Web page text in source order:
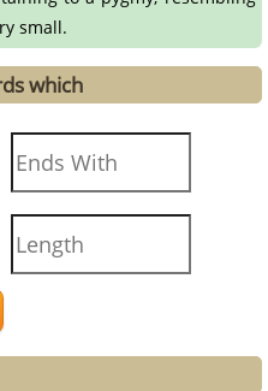
small.
which